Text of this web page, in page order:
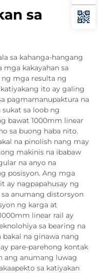
sa
sa kahanga-hangang
mga kakayahan sa
mga resulta ng
ito ay galing
pagmamanupaktura na
sa loob ng
bawat 1000mm linear
sa buong haba nito.
na pinolish nang may
makinis na ibabaw
na anyo na
posisyon. Ang mga
ay nagpapahusay ng
anumang distorsyon
ng karga at
linear rail ay
sa bearing na
na ginawa nang
pare-parehong kontak
ang anumang luwag
sa katiyakan